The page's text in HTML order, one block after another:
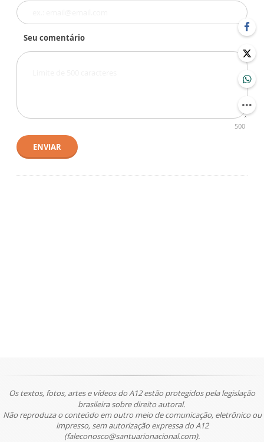
Seu comentário
500
ENVIAR
Os textos, fotos, artes e vídeos do A12 estão protegidos pela legislação
brasileira sobre direito autoral.
Não reproduza o conteúdo em outro meio de comunicação, eletrônico ou
impresso, sem autorização expressa do A12
(faleconosco@santuarionacional.com).